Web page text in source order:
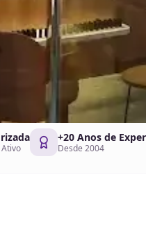
+20 Anos de
Desde 2004